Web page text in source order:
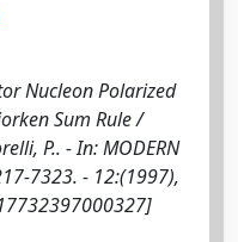
Nucleon Polarized
Sum Rule /
P.. - In: MODERN
7323. - 12:(1997),